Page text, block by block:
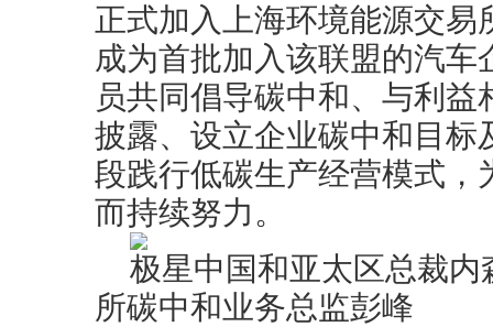
正式加入上海环境能源交易
成为首批加入该联盟的汽
员共同倡导碳中和、与利
披露、设立企业碳中和目
段践行低碳生产经营模式
而持续努力。
极星中国和亚太区总裁内
所碳中和业务总监彭峰